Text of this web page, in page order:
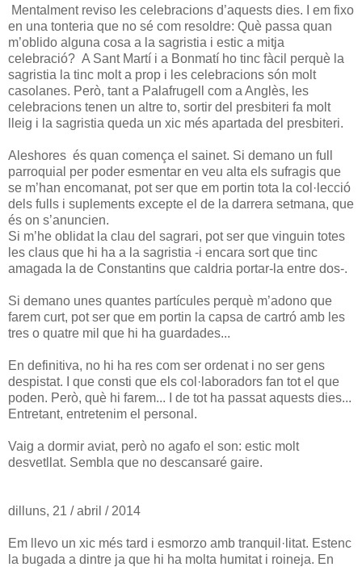
Mentalment reviso les celebracions d’aquests dies. I em fixo
en una tonteria que no sé com resoldre: Què passa quan
m’oblido alguna cosa a la sagristia i estic a mitja
celebració? A Sant Martí i a Bonmatí ho tinc fàcil perquè la
sagristia la tinc molt a prop i les celebracions són molt
casolanes. Però, tant a Palafrugell com a Anglès, les
celebracions tenen un altre to, sortir del presbiteri fa molt
lleig i la sagristia queda un xic més apartada del presbiteri.
Aleshores és quan comença el sainet. Si demano un full
parroquial per poder esmentar en veu alta els sufragis que
se m’han encomanat, pot ser que em portin tota la col·lecció
dels fulls i suplements excepte el de la darrera setmana, que
és on s’anuncien.
Si m’he oblidat la clau del sagrari, pot ser que vinguin totes
les claus que hi ha a la sagristia -i encara sort que tinc
amagada la de Constantins que caldria portar-la entre dos-.
Si demano unes quantes partícules perquè m’adono que
farem curt, pot ser que em portin la capsa de cartró amb les
tres o quatre mil que hi ha guardades...
En definitiva, no hi ha res com ser ordenat i no ser gens
despistat. I que consti que els col·laboradors fan tot el que
poden. Però, què hi farem... I de tot ha passat aquests dies...
Entretant, entretenim el personal.
Vaig a dormir aviat, però no agafo el son: estic molt
desvetllat. Sembla que no descansaré gaire.
dilluns, 21 / abril / 2014
Em llevo un xic més tard i esmorzo amb tranquil·litat. Estenc
la bugada a dintre ja que hi ha molta humitat i roineja. En